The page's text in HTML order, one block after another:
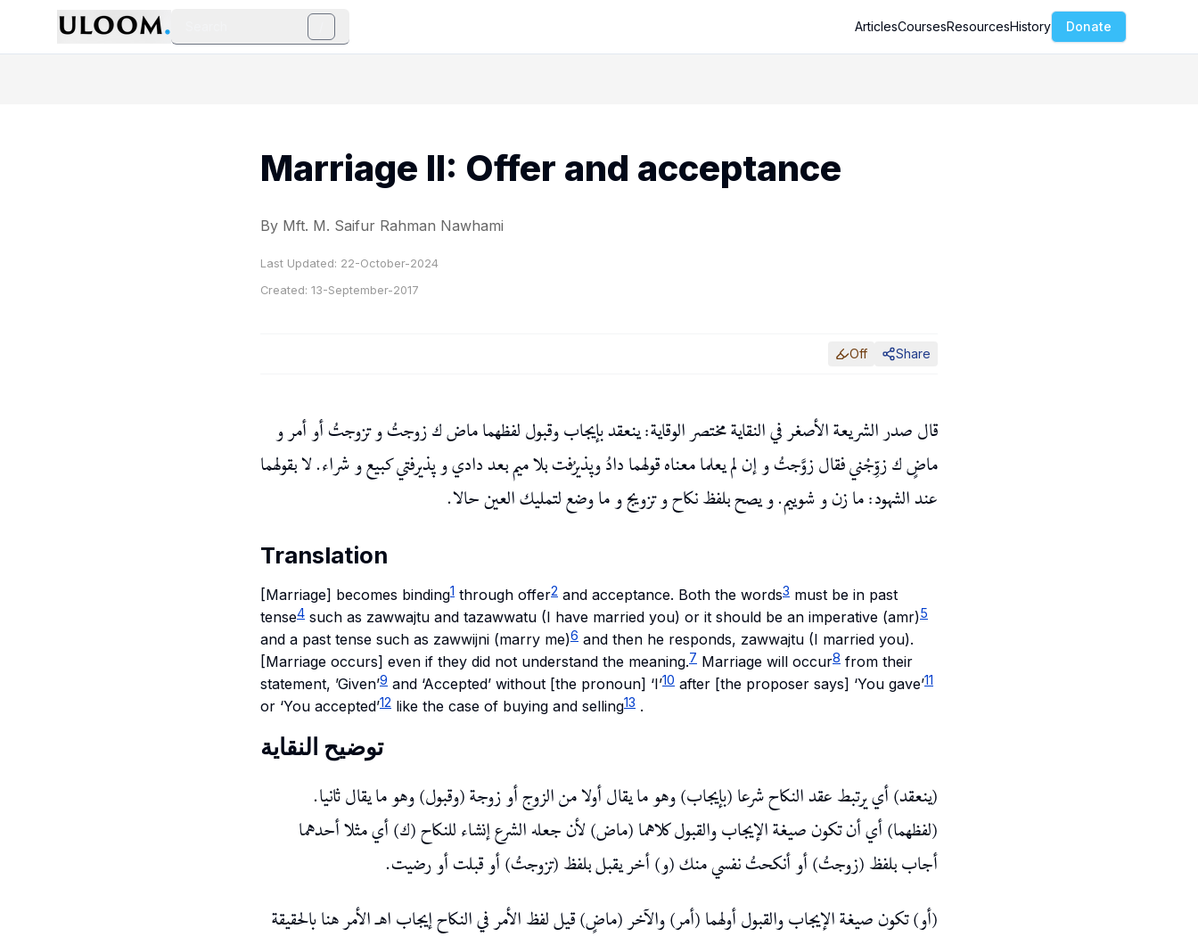
ArticlesCoursesResourcesHistory Donate
Marriage II: Offer and acceptance
By Mft. M. Saifur Rahman Nawhami
Last Updated: 22-October-2024
Created: 13-September-2017
Off Share
قال صدر الشريعة الأصغر في النقاية مختصر الوقاية: ينعقد بإيجاب وقبول لفظهما ماض ك زوجتُ و تزوجتُ أو أمر و
ماضٍ ك زوِّجْني فقال زوَّجتُ و إن لم يعلما معناه قولهما دادُ وپذيرُفت بلا ميم بعد دادي و پذيرفتي كبيع و شراء. لا بقولهما
عند الشهود: ما زن و شوييم. و يصح بلفظ نكاح و تزويج و ما وضع لتمليك العين حالا.
Translation
[Marriage] becomes binding1 through offer2 and acceptance. Both the words3 must be in past
tense4 such as zawwajtu and tazawwatu (I have married you) or it should be an imperative (amr)5
and a past tense such as zawwijni (marry me)6 and then he responds, zawwajtu (I married you).
[Marriage occurs] even if they did not understand the meaning.7 Marriage will occur8 from their
statement, ’Given’9 and ‘Accepted’ without [the pronoun] ‘I’10 after [the proposer says] ‘You gave’11
or ‘You accepted’12 like the case of buying and selling13 .
توضيح النقاية
(ينعقد) أي يرتبط عقد النكاح شرعا (بإيجاب) وهو ما يقال أولا من الزوج أو زوجة (وقبول) وهو ما يقال ثانيا.
(لفظهما) أي أن تكون صيغة الإيجاب والقبول كلاهما (ماض) لأن جعله الشرع إنشاء للنكاح (ك) أي مثلا أحدهما
أجاب بلفظ (زوجتُ) أو أنكحتُ نفسي منك (و) أخر يقبل بلفظ (تزوجتُ) أو قبلت أو رضيت.
(أو) تكون صيغة الإيجاب والقبول أولهما (أمر) والآخر (ماضٍ) قيل لفظ الأمر في النكاح إيجاب اهـ الأمر هنا بالحقيقة